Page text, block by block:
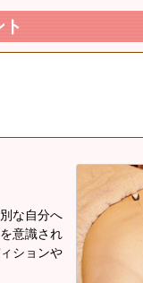
な自分へ
意識され
ションや